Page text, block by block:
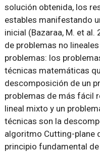
solución obtenida, los
estables manifestando
inicial (Bazaraa, M. et
de problemas no
problemas: los
técnicas matemáticas
descomposición de un
problemas de más fácil
lineal mixto y un
técnicas son la
algoritmo Cutting-plane
principio fundamental